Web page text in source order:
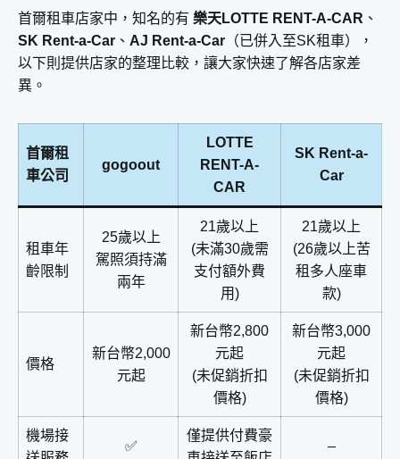
首爾租車店家中，知名的有 樂天LOTTE RENT-A-CAR 、
SK Rent-a-Car 、 AJ Rent-a-Car （已併入至SK租車），
以下則提供店家的整理比較，讓大家快速了解各店家差
異。
首爾租
車公司
gogoout
LOTTE
RENT-A-
CAR
SK Rent-a-
Car
租車年
齡限制
25歲以上
駕照須持滿
兩年
21歲以上
(未滿30歲需
支付額外費
用)
21歲以上
(26歲以上苦
租多人座車
款)
價格
新台幣2,000
元起
新台幣2,800
元起
(未促銷折扣
價格)
新台幣3,000
元起
(未促銷折扣
價格)
機場接
✅
僅提供付費豪
–